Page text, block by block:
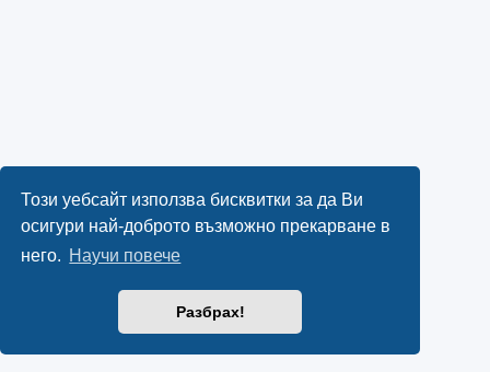
Този уебсайт използва бисквитки за да Ви
осигури най-доброто възможно прекарване в
него. Научи повече
Разбрах!